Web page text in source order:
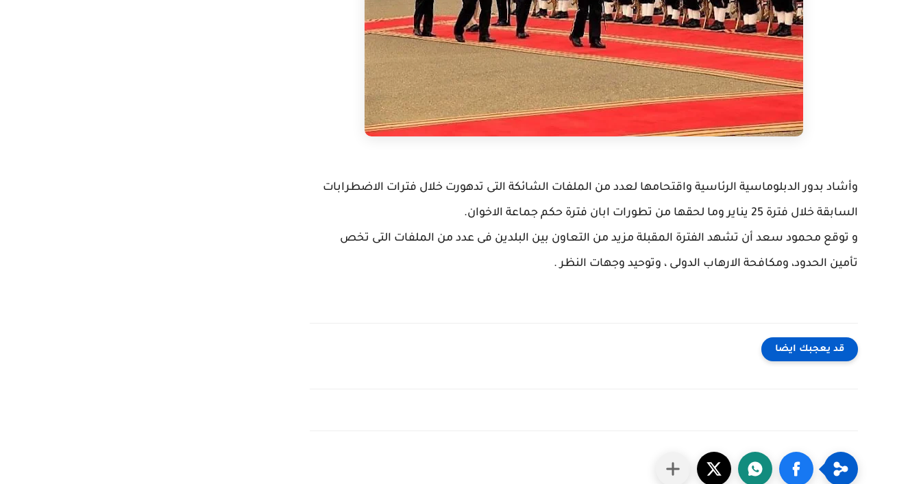
وأشاد بدور الدبلوماسية الرئاسية واقتحامها لعدد من الملفات الشائكة التى تدهورت خلال فترات الاضطرابات
السابقة خلال فترة 25 يناير وما لحقها من تطورات ابان فترة حكم جماعة الاخوان.
و توقع محمود سعد أن تشهد الفترة المقبلة مزيد من التعاون بين البلدين فى عدد من الملفات التى تخص
تأمين الحدود، ومكافحة الارهاب الدولى ، وتوحيد وجهات النظر .
قد يعجبك ايضا